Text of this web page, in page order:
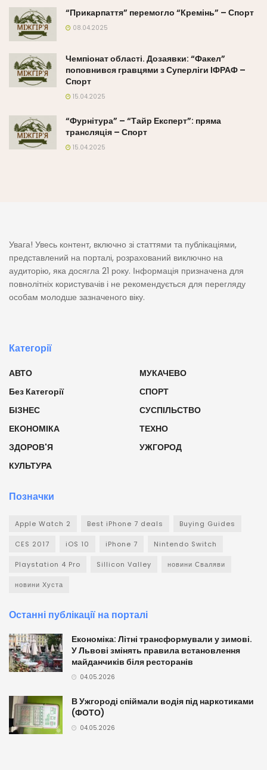
“Прикарпаття” перемогло “Кремінь” – Спорт
08.04.2025
Чемпіонат області. Дозаявки: “Факел”
поповнився гравцями з Суперліги ІФРАФ –
Спорт
15.04.2025
“Фурнітура” – “Тайр Експерт”: пряма
трансляція – Спорт
15.04.2025
Увага! Увесь контент, включно зі статтями та публікаціями,
представлений на порталі, розрахований виключно на
аудиторію, яка досягла 21 року. Інформація призначена для
повнолітніх користувачів і не рекомендується для перегляду
особам молодше зазначеного віку.
Категорії
АВТО
Без Категорії
БІЗНЕС
ЕКОНОМІКА
ЗДОРОВ'Я
КУЛЬТУРА
МУКАЧЕВО
СПОРТ
СУСПІЛЬСТВО
ТЕХНО
УЖГОРОД
Позначки
Apple Watch 2 Best iPhone 7 deals Buying Guides
CES 2017 iOS 10 iPhone 7 Nintendo Switch
Playstation 4 Pro Sillicon Valley новини Сваляви
новини Хуста
Останні публікації на порталі
Економіка: Літні трансформували у зимові.
У Львові змінять правила встановлення
майданчиків біля ресторанів
04.05.2026
В Ужгороді спіймали водія під наркотиками
(ФОТО)
04.05.2026